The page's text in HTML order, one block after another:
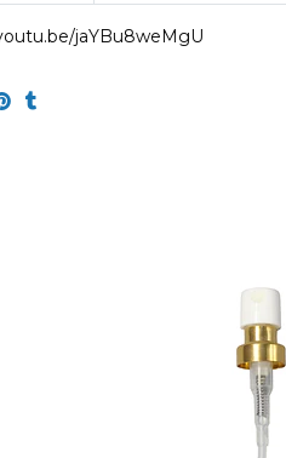
jaYBu8weMgU